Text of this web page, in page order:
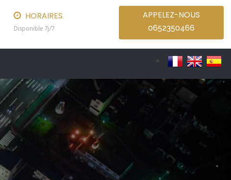
HORAIRES
Disponible 7j/7
APPELEZ-NOUS
0652350466